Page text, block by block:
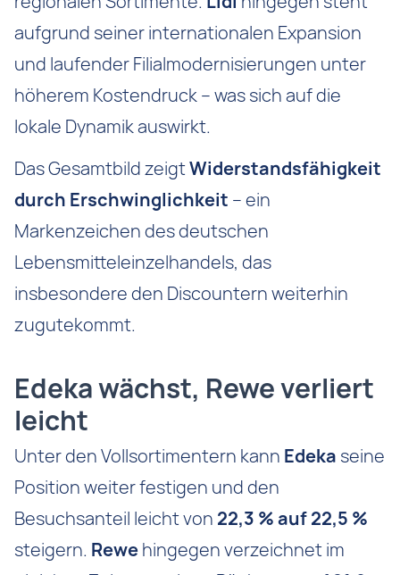
aufgrund seiner internationalen Expansion
und laufender Filialmodernisierungen unter
höherem Kostendruck – was sich auf die
lokale Dynamik auswirkt.
Das Gesamtbild zeigtWiderstandsfähigkeit
durch Erschwinglichkeit – ein
Markenzeichen des deutschen
Lebensmitteleinzelhandels, das
insbesondere den Discountern weiterhin
zugutekommt.
Edeka wächst, Rewe verliert
leicht
Unter den Vollsortimentern kann Edeka seine
Position weiter festigen und den
Besuchsanteil leicht von 22,3 % auf 22,5 %
steigern. Rewehingegen verzeichnet im